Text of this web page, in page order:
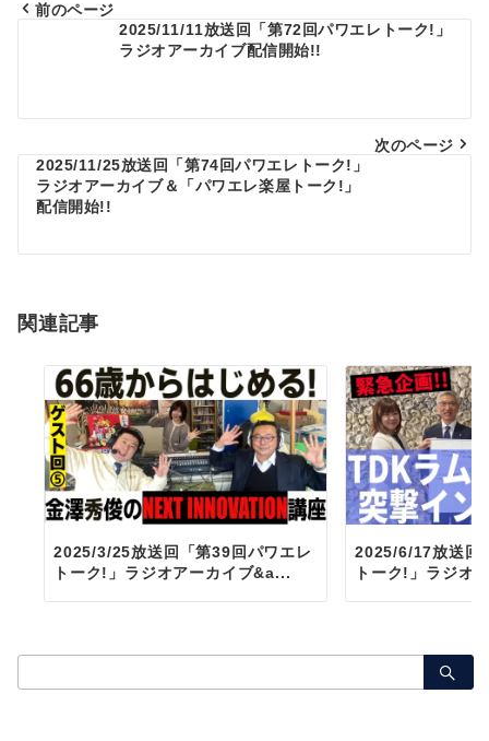
ビ
ゲ
ー
シ
ン
前のページ
2025/11/11放送回「第72回パワエレトーク!」
ラジオアーカイブ配信開始!!
次のページ
2025/11/25放送回「第74回パワエレトーク!」
ラジオアーカイブ＆「パワエレ楽屋トーク!」
配信開始!!
関連記事
2025/3/25放送回「第39回パワエレ
トーク!」ラジオアーカイブ&a...
2025/6/17放送回
トーク!」ラジオ
索：